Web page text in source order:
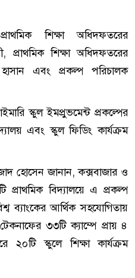
শিক্ষা অধিদফতরের
প্রাথমিক শিক্ষা অধিদফতরের
এবং প্রকল্প পরিচালক
স্কুল ইমপ্রুভমেন্ট প্রকল্পের
এবং স্কুল ফিডিং কার্যক্রম
হোসেন জানান, কক্সবাজার ও
প্রাথমিক বিদ্যালয়ে এ প্রকল্প
ব্যাংকের আর্থিক সহযোগিতায়
৩৩টি ক্যাম্পে প্রায় ৪
২০টি স্কুলে শিক্ষা কার্যক্রম